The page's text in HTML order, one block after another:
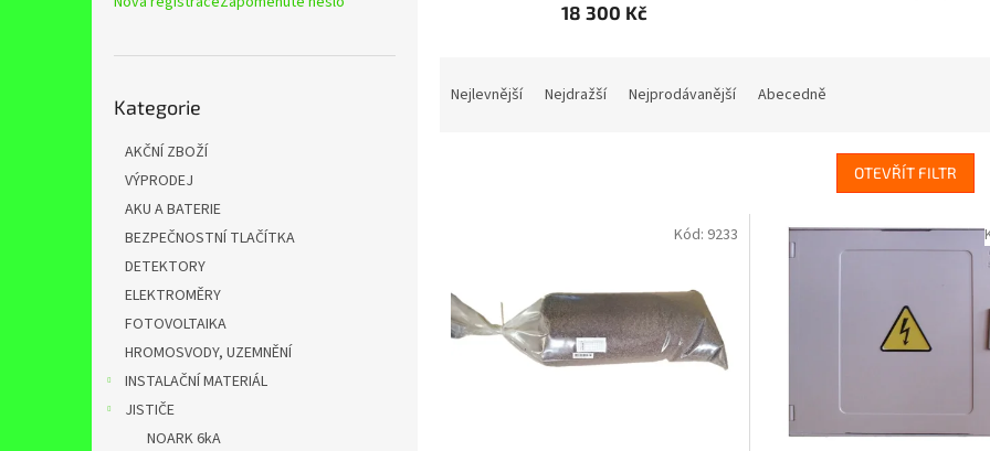
kategorie
Kategorie
AKČNÍ ZBOŽÍ
VÝPRODEJ
AKU A BATERIE
BEZPEČNOSTNÍ TLAČÍTKA
DETEKTORY
ELEKTROMĚRY
FOTOVOLTAIKA
HROMOSVODY, UZEMNĚNÍ
INSTALAČNÍ MATERIÁL
JISTIČE
NOARK 6kA
18 300 Kč
Nejlevnější Nejdražší Nejprodávanější Abecedně
OTEVŘÍT FILTR
p
Kód: 9233